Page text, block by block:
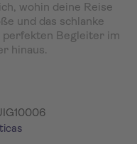
wohin deine Reise
und das schlanke
perfekten Begleiter im
hinaus.